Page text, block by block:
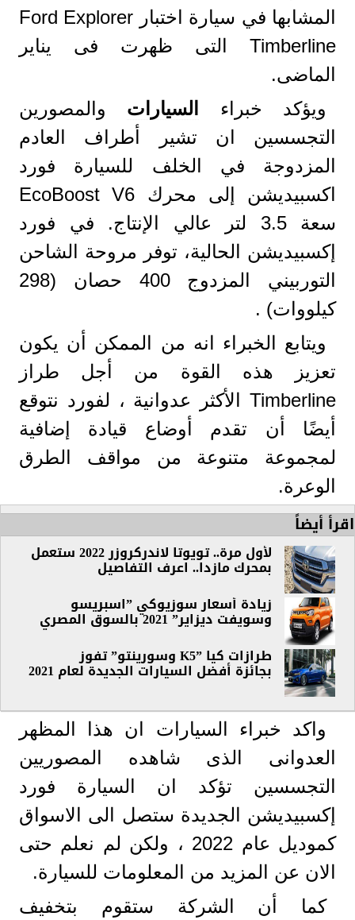
المشابها في سيارة اختبار Ford Explorer
Timberline
التى ظهرت فى يناير
الماضى.
ويؤكد خبراء
السيارات والمصورين
التجسسين ان تشير أطراف العادم
المزدوجة في الخلف للسيارة فورد
اكسبيديشن إلى محرك EcoBoost V6
سعة 3.5 لتر عالي الإنتاج. في فورد
إكسبيديشن الحالية، توفر مروحة الشاحن
التوربيني المزدوج 400 حصان (298
كيلووات) .
ويتابع الخبراء انه من الممكن أن يكون
تعزيز هذه القوة من أجل طراز
Timberline
الأكثر عدوانية ، لفورد نتوقع
أيضًا أن تقدم أوضاع قيادة إضافية
لمجموعة متنوعة من مواقف الطرق
الوعرة.
اقرأ أيضاً
لأول مرة.. تويوتا لاندركروزر 2022 ستعمل
بمحرك مازدا.. اعرف التفاصيل
زيادة أسعار سوزيوكي ”اسبريسو
وسويفت ديزاير” 2021 بالسوق المصري
طرازات كيا ”K5 وسورينتو” تفوز
بجائزة أفضل السيارات الجديدة لعام 2021
واكد خبراء السيارات ان هذا المظهر
العدوانى الذى شاهده المصوريين
التجسسين تؤكد ان السيارة فورد
إكسبيديشن الجديدة ستصل الى الاسواق
كموديل عام 2022 ، ولكن لم نعلم حتى
الان عن المزيد من المعلومات للسيارة.
كما أن الشركة ستقوم بتخفيف